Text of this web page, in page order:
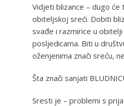
Vidjeti blizance – dugo će
obiteljskoj sreći. Dobiti
svađe i razmirice u
posljedicama. Biti u
oženjenima znači sreću,
Šta znači sanjati
Sresti je – problemi s